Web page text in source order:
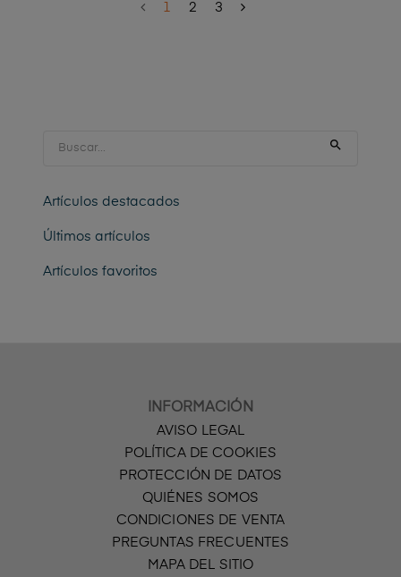
1 2 3

Artículos destacados
Últimos artículos
Artículos favoritos
INFORMACIÓN
AVISO LEGAL
POLÍTICA DE COOKIES
PROTECCIÓN DE DATOS
QUIÉNES SOMOS
CONDICIONES DE VENTA
PREGUNTAS FRECUENTES
MAPA DEL SITIO